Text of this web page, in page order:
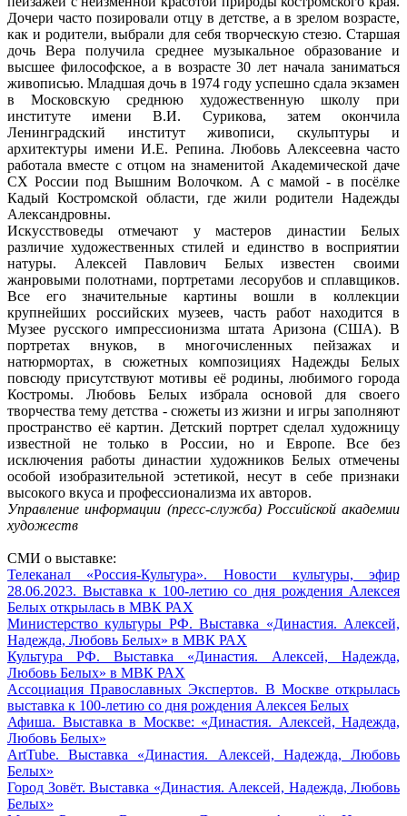
Дочери часто позировали отцу в детстве, а в зрелом возрасте,
как и родители, выбрали для себя творческую стезю. Старшая
дочь Вера получила среднее музыкальное образование и
высшее философское, а в возрасте 30 лет начала заниматься
живописью. Младшая дочь в 1974 году успешно сдала экзамен
в Московскую среднюю художественную школу при
институте имени В.И. Сурикова, затем окончила
Ленинградский институт живописи, скульптуры и
архитектуры имени И.Е. Репина. Любовь Алексеевна часто
работала вместе с отцом на знаменитой Академической даче
СХ России под Вышним Волочком. А с мамой - в посёлке
Кадый Костромской области, где жили родители Надежды
Александровны.
Искусствоведы отмечают у мастеров династии Белых
различие художественных стилей и единство в восприятии
натуры. Алексей Павлович Белых известен своими
жанровыми полотнами, портретами лесорубов и сплавщиков.
Все его значительные картины вошли в коллекции
крупнейших российских музеев, часть работ находится в
Музее русского импрессионизма штата Аризона (США). В
портретах внуков, в многочисленных пейзажах и
натюрмортах, в сюжетных композициях Надежды Белых
повсюду присутствуют мотивы её родины, любимого города
Костромы. Любовь Белых избрала основой для своего
творчества тему детства - сюжеты из жизни и игры заполняют
пространство её картин. Детский портрет сделал художницу
известной не только в России, но и Европе. Все без
исключения работы династии художников Белых отмечены
особой изобразительной эстетикой, несут в себе признаки
высокого вкуса и профессионализма их авторов.
Управление информации (пресс-служба) Российской академии
художеств
СМИ о выставке:
Телеканал «Россия-Культура». Новости культуры, эфир
28.06.2023. Выставка к 100-летию со дня рождения Алексея
Белых открылась в МВК РАХ
Министерство культуры РФ. Выставка «Династия. Алексей,
Надежда, Любовь Белых» в МВК РАХ
Культура РФ. Выставка «Династия. Алексей, Надежда,
Любовь Белых» в МВК РАХ
Ассоциация Православных Экспертов. В Москве открылась
выставка к 100-летию со дня рождения Алексея Белых
Афиша. Выставка в Москве: «Династия. Алексей, Надежда,
Любовь Белых»
ArtTube. Выставка «Династия. Алексей, Надежда, Любовь
Белых»
Город Зовёт. Выставка «Династия. Алексей, Надежда, Любовь
Белых»